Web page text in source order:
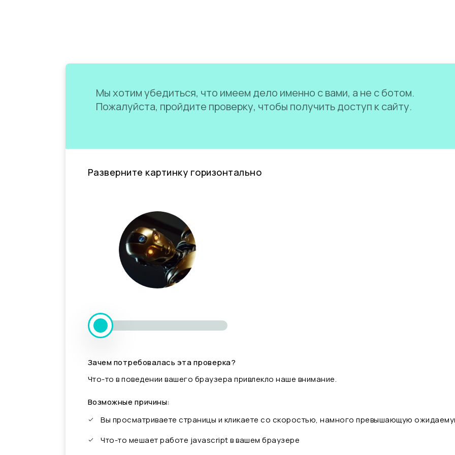
Мы хотим убедиться, что имеем дело именно с вами, а не с ботом.
Пожалуйста, пройдите проверку, чтобы получить доступ к сайту.
Разверните картинку горизонтально
Зачем потребовалась эта проверка?
Что-то в поведении вашего браузера привлекло наше внимание.
Возможные причины:
Вы просматриваете страницы и кликаете со скоростью, намного превышающую
Что-то мешает работе javascript в вашем браузере